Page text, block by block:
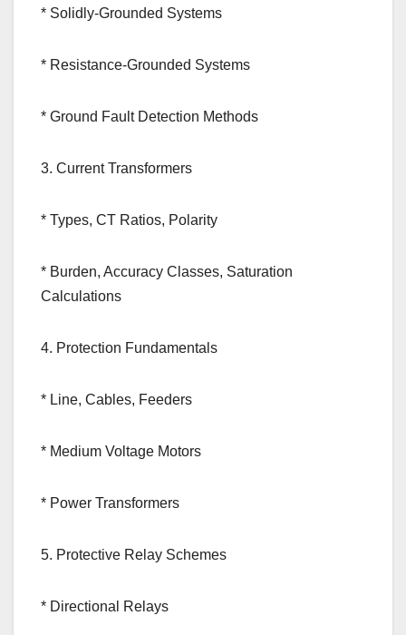
* Solidly-Grounded Systems
* Resistance-Grounded Systems
* Ground Fault Detection Methods
3. Current Transformers
* Types, CT Ratios, Polarity
* Burden, Accuracy Classes, Saturation
Calculations
4. Protection Fundamentals
* Line, Cables, Feeders
* Medium Voltage Motors
* Power Transformers
5. Protective Relay Schemes
* Directional Relays